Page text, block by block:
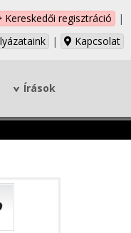
Kereskedői regisztráció
|
| Kapcsolat
Írások